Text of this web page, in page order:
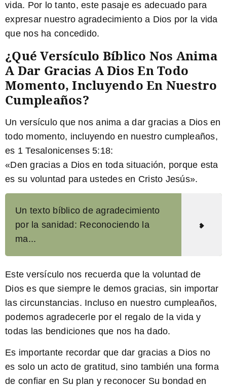
vida. Por lo tanto, este pasaje es adecuado para
expresar nuestro agradecimiento a Dios por la vida
que nos ha concedido.
¿Qué Versículo Bíblico Nos Anima
A Dar Gracias A Dios En Todo
Momento, Incluyendo En Nuestro
Cumpleaños?
Un versículo que nos anima a dar gracias a Dios en
todo momento, incluyendo en nuestro cumpleaños,
es 1 Tesalonicenses 5:18:
«Den gracias a Dios en toda situación, porque esta
es su voluntad para ustedes en Cristo Jesús».
Un texto bíblico de agradecimiento
por la sanidad: Reconociendo la
ma...
Este versículo nos recuerda que la voluntad de
Dios es que siempre le demos gracias, sin importar
las circunstancias. Incluso en nuestro cumpleaños,
podemos agradecerle por el regalo de la vida y
todas las bendiciones que nos ha dado.
Es importante recordar que dar gracias a Dios no
es solo un acto de gratitud, sino también una forma
de confiar en Su plan y reconocer Su bondad en